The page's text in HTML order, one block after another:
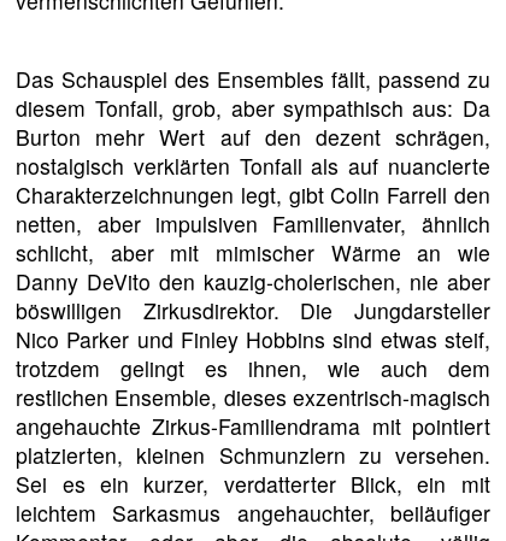
Das Schauspiel des Ensembles fällt, passend zu
diesem Tonfall, grob, aber sympathisch aus: Da
Burton mehr Wert auf den dezent schrägen,
nostalgisch verklärten Tonfall als auf nuancierte
Charakterzeichnungen legt, gibt Colin Farrell den
netten, aber impulsiven Familienvater, ähnlich
schlicht, aber mit mimischer Wärme an wie
Danny DeVito den kauzig-cholerischen, nie aber
böswilligen Zirkusdirektor. Die Jungdarsteller
Nico Parker und Finley Hobbins sind etwas steif,
trotzdem gelingt es ihnen, wie auch dem
restlichen Ensemble, dieses exzentrisch-magisch
angehauchte Zirkus-Familiendrama mit pointiert
platzierten, kleinen Schmunzlern zu versehen.
Sei es ein kurzer, verdatterter Blick, ein mit
leichtem Sarkasmus angehauchter, beiläufiger